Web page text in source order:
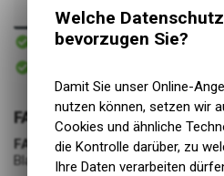
In den
Sofort verfügbar
Versand
FARBE
FARBE
Black / White
Welche
bevorzugen Sie?
Damit Sie unser Online-
nutzen können, setzen wir
Cookies und ähnliche
die Kontrolle darüber, zu
Ihre Daten verarbeiten